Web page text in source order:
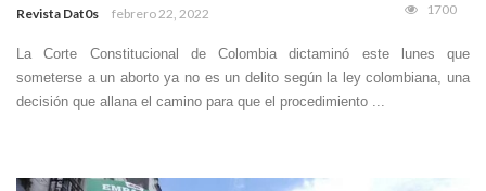
Revista Dat0s febrero 22, 2022 1700
La Corte Constitucional de Colombia dictaminó este lunes que
someterse a un aborto ya no es un delito según la ley colombiana, una
decisión que allana el camino para que el procedimiento ...